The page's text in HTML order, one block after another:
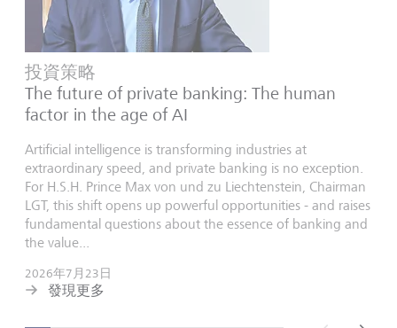
投資策略
The future of private banking: The human
factor in the age of AI
Artificial intelligence is transforming industries at
extraordinary speed, and private banking is no exception.
For H.S.H. Prince Max von und zu Liechtenstein, Chairman
LGT, this shift opens up powerful opportunities - and raises
fundamental questions about the essence of banking and
the value...
2026年7月23日
發現更多